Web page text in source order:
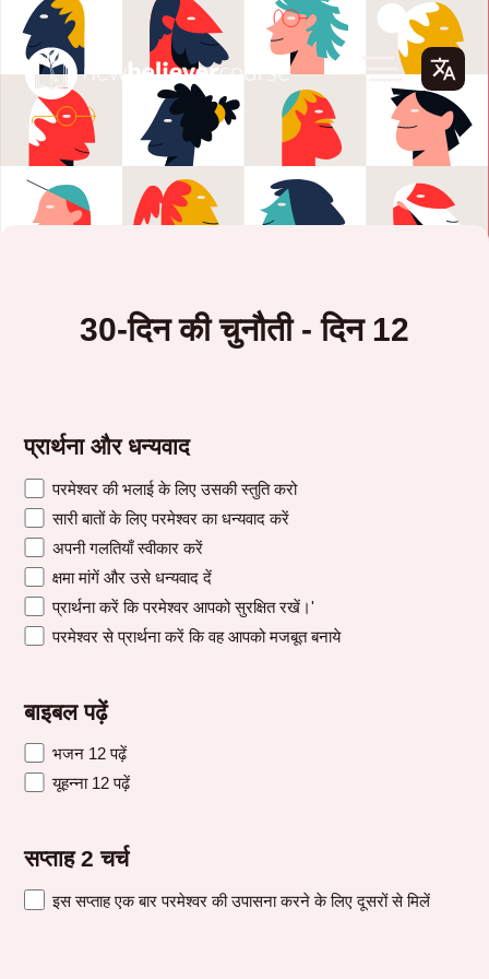
30-दिन की चुनौती - दिन 12
प्रार्थना और धन्यवाद
परमेश्वर की भलाई के लिए उसकी स्तुति करो
सारी बातों के लिए परमेश्वर का धन्यवाद करें
अपनी गलतियाँ स्वीकार करें
क्षमा मांगें और उसे धन्यवाद दें
प्रार्थना करें कि परमेश्वर आपको सुरक्षित रखें।'
परमेश्वर से प्रार्थना करें कि वह आपको मजबूत बनाये
बाइबल पढ़ें
भजन 12 पढ़ें
यूहन्ना 12 पढ़ें
सप्ताह 2 चर्च
इस सप्ताह एक बार परमेश्वर की उपासना करने के लिए दूसरों से मिलें